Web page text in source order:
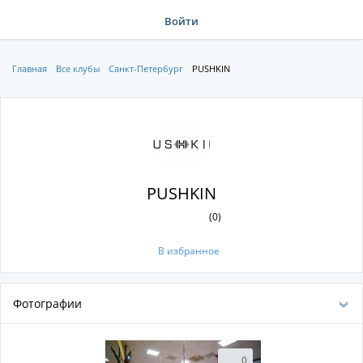
Войти
Главная Все клубы Санкт-Петербург PUSHKIN
PUSHKIN
(0)
В избранное
Фотографии
0